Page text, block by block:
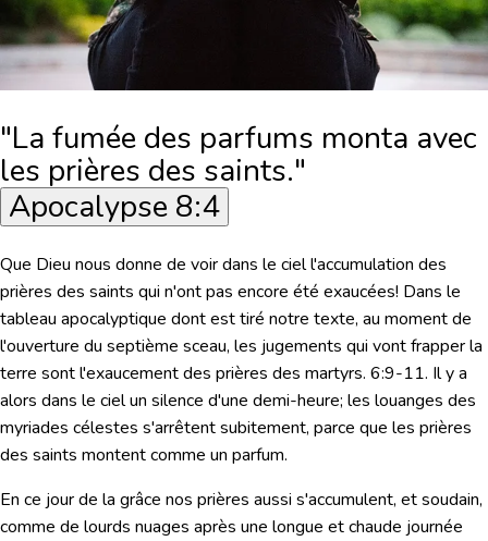
"La fumée des parfums monta avec
les prières des saints."
Apocalypse 8:4
Que Dieu nous donne de voir dans le ciel l'accumulation des
prières des saints qui n'ont pas encore été exaucées! Dans le
tableau apocalyptique dont est tiré notre texte, au moment de
l'ouverture du septième sceau, les jugements qui vont frapper la
terre sont l'exaucement des prières des martyrs. 6:9-11. Il y a
alors dans le ciel un silence d'une demi-heure; les louanges des
myriades célestes s'arrêtent subitement, parce que les prières
des saints montent comme un parfum.
En ce jour de la grâce nos prières aussi s'accumulent, et soudain,
comme de lourds nuages après une longue et chaude journée